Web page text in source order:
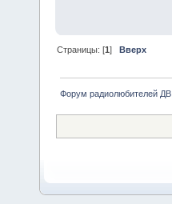
Страницы: [1] Вверх
Форум радиолюбителей ДВ